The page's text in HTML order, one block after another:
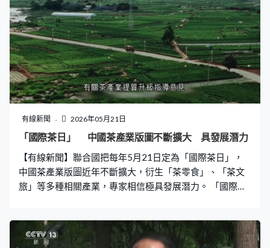
深洪水圍困，救援人員用橡皮艇到離岸20多米的深水區域
救起被困長者，當局派出500多人的搶險救援隊伍進村，
全市轉移超過8,500人。 而在深圳，周三亦一度發出最高
級別的暴雨紅色預警，深中通道有雨水倒灌。氣象部門
指，廣東進入龍舟水時期，全省平均雨量會較往年偏多，
這次降雨將持續至周五。廣東省氣象台副首席預報員韓浦
城：「從低層環流圖可以看到分別從印度洋、赤道、西北
太平洋有三股氣流匯集在南海的北部，這些氣流猛烈地向
廣東沿海湧去，在沿海地形抬升的作用下引發了強烈的暴
雨。」 另外多個省市都有暴雨，江西多地發布暴雨紅色預
警，新余市有房屋倒塌，超過1,000畝農田被浸，亦有居民
一度被圍困屋內，消防、
有線新聞 2026年05月21日
「國際茶日」 中國茶產業版圖不斷擴大 具發展潛力
【有線新聞】聯合國把每年5月21日定為「國際茶日」，
中國茶產業版圖近年不斷擴大，衍生「茶零食」、「茶文
旅」等多種相關產業，專家相信極具發展潛力。 「國際茶
感受特色徽州茶俗。遊客明月：「我很喜歡這種文化交流
方式，這種沉浸式品茶體驗讓我深入了解到中國茶文化、